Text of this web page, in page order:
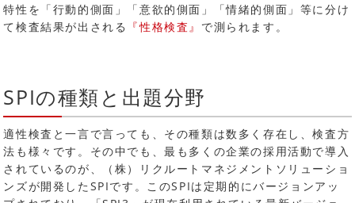
特性を「行動的側面」「意欲的側面」「情緒的側面」等に分け
て検査結果が出される 『性格検査』 で測られます。
SPIの種類と出題分野
適性検査と一言で言っても、その種類は数多く存在し、検査方
法も様々です。その中でも、最も多くの企業の採用活動で導入
されているのが、（株）リクルートマネジメントソリューショ
ンズが開発したSPIです。このSPIは定期的にバージョンアッ